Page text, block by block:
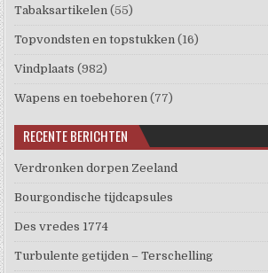
Tabaksartikelen (55)
Topvondsten en topstukken (16)
Vindplaats (982)
Wapens en toebehoren (77)
RECENTE BERICHTEN
Verdronken dorpen Zeeland
Bourgondische tijdcapsules
Des vredes 1774
Turbulente getijden – Terschelling